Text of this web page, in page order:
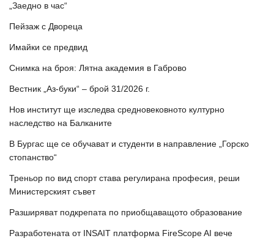
„Заедно в час“
Пейзаж с Двореца
Имайки се предвид
Снимка на броя: Лятна академия в Габрово
Вестник „Аз-буки“ – брой 31/2026 г.
Нов институт ще изследва средновековното културно
наследство на Балканите
В Бургас ще се обучават и студенти в направление „Горско
стопанство“
Треньор по вид спорт става регулирана професия, реши
Министерският съвет
Разширяват подкрепата по приобщаващото образование
Разработената от INSAIT платформа FireScope AI вече